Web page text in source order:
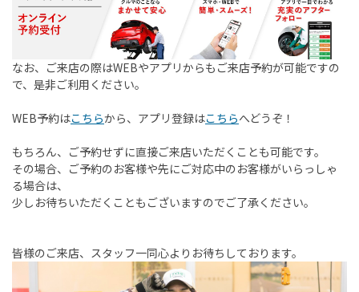
なお、ご来店の際はWEBやアプリからもご来店予約が可能ですの
で、是非ご利用ください。
WEB予約はこちらから、アプリ登録はこちらへどうぞ！
もちろん、ご予約せずに直接ご来店いただくことも可能です。
その場合、ご予約のお客様や先にご対応中のお客様がいらっしゃ
る場合は、
少しお待ちいただくこともございますのでご了承ください。
皆様のご来店、スタッフ一同心よりお待ちしております。